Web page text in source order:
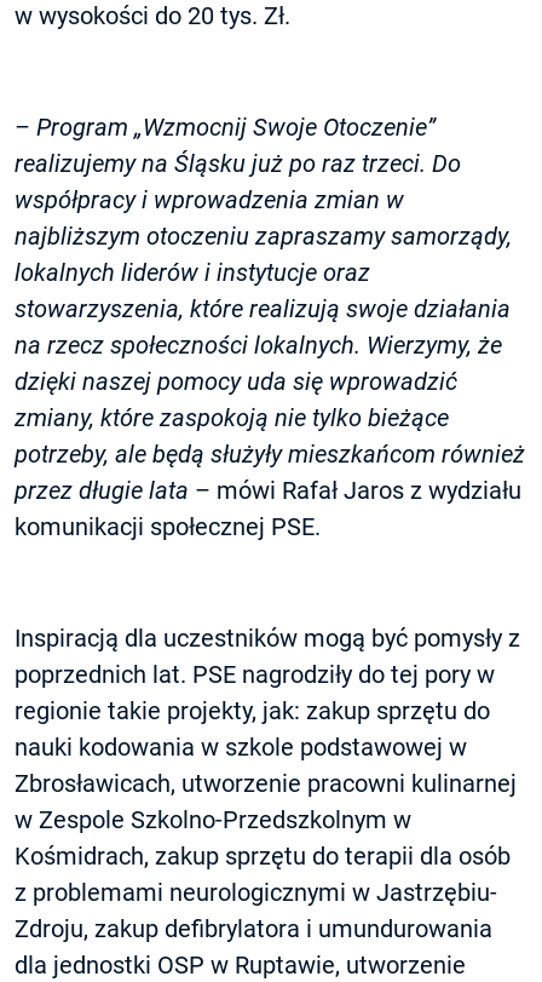
w wysokości do 20 tys. Zł.
– Program „Wzmocnij Swoje Otoczenie”
realizujemy na Śląsku już po raz trzeci. Do
współpracy i wprowadzenia zmian w
najbliższym otoczeniu zapraszamy samorządy,
lokalnych liderów i instytucje oraz
stowarzyszenia, które realizują swoje działania
na rzecz społeczności lokalnych. Wierzymy, że
dzięki naszej pomocy uda się wprowadzić
zmiany, które zaspokoją nie tylko bieżące
potrzeby, ale będą służyły mieszkańcom również
przez długie lata – mówi Rafał Jaros z wydziału
komunikacji społecznej PSE.
Inspiracją dla uczestników mogą być pomysły z
poprzednich lat. PSE nagrodziły do tej pory w
regionie takie projekty, jak: zakup sprzętu do
nauki kodowania w szkole podstawowej w
Zbrosławicach, utworzenie pracowni kulinarnej
w Zespole Szkolno-Przedszkolnym w
Kośmidrach, zakup sprzętu do terapii dla osób
z problemami neurologicznymi w Jastrzębiu-
Zdroju, zakup defibrylatora i umundurowania
dla jednostki OSP w Ruptawie, utworzenie